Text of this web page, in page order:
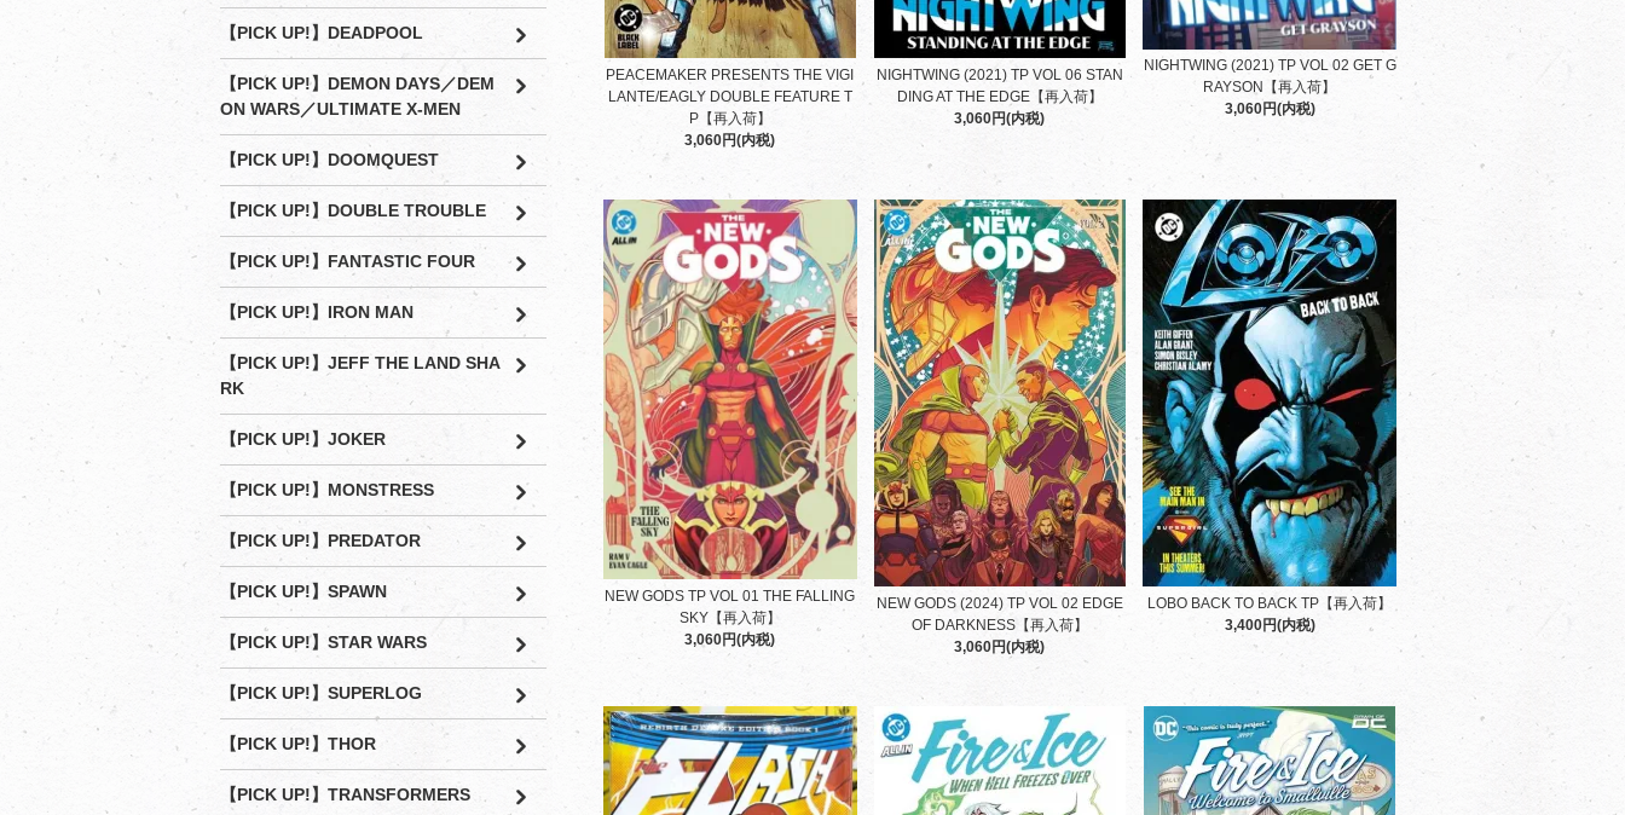
PEACEMAKER PRESENTS THE VIGI
LANTE/EAGLY DOUBLE FEATURE T
P【再入荷】
3,060円(内税)
NIGHTWING (2021) TP VOL 06 STAN
DING AT THE EDGE【再入荷】
3,060円(内税)
NIGHTWING (2021) TP VOL 02 GET G
RAYSON【再入荷】
3,060円(内税)
NEW GODS TP VOL 01 THE FALLING
SKY【再入荷】
3,060円(内税)
NEW GODS (2024) TP VOL 02 EDGE
OF DARKNESS【再入荷】
3,060円(内税)
LOBO BACK TO BACK TP【再入荷】
3,400円(内税)
【PICK UP!】DEADPOOL
【PICK UP!】DEMON DAYS／DEM
ON WARS／ULTIMATE X-MEN
【PICK UP!】DOOMQUEST
【PICK UP!】DOUBLE TROUBLE
【PICK UP!】FANTASTIC FOUR
【PICK UP!】IRON MAN
【PICK UP!】JEFF THE LAND SHA
RK
【PICK UP!】JOKER
【PICK UP!】MONSTRESS
【PICK UP!】PREDATOR
【PICK UP!】SPAWN
【PICK UP!】STAR WARS
【PICK UP!】SUPERLOG
【PICK UP!】THOR
【PICK UP!】TRANSFORMERS